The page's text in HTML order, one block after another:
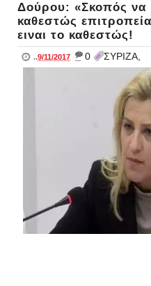
Δούρου: «Σκοπός να
καθεστώς
ειναι το καθεστώς!
..9/11/2017 _ 0 ΣΥΡΙΖΑ,